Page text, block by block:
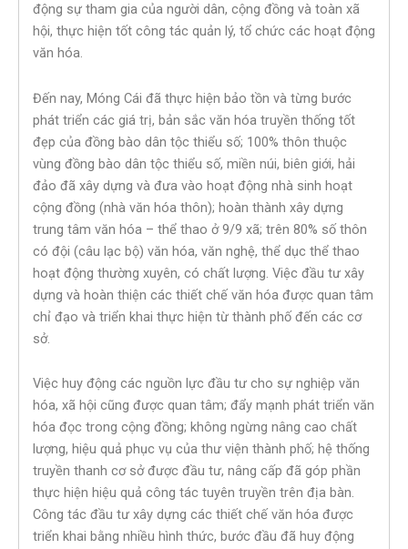
động sự tham gia của người dân, cộng đồng và toàn xã
hội, thực hiện tốt công tác quản lý, tổ chức các hoạt động
văn hóa.
Đến nay, Móng Cái đã thực hiện bảo tồn và từng bước
phát triển các giá trị, bản sắc văn hóa truyền thống tốt
đẹp của đồng bào dân tộc thiểu số; 100% thôn thuộc
vùng đồng bào dân tộc thiểu số, miền núi, biên giới, hải
đảo đã xây dựng và đưa vào hoạt động nhà sinh hoạt
cộng đồng (nhà văn hóa thôn); hoàn thành xây dựng
trung tâm văn hóa – thể thao ở 9/9 xã; trên 80% số thôn
có đội (câu lạc bộ) văn hóa, văn nghệ, thể dục thể thao
hoạt động thường xuyên, có chất lượng. Việc đầu tư xây
dựng và hoàn thiện các thiết chế văn hóa được quan tâm
chỉ đạo và triển khai thực hiện từ thành phố đến các cơ
sở.
Việc huy động các nguồn lực đầu tư cho sự nghiệp văn
hóa, xã hội cũng được quan tâm; đẩy mạnh phát triển văn
hóa đọc trong cộng đồng; không ngừng nâng cao chất
lượng, hiệu quả phục vụ của thư viện thành phố; hệ thống
truyền thanh cơ sở được đầu tư, nâng cấp đã góp phần
thực hiện hiệu quả công tác tuyên truyền trên địa bàn.
Công tác đầu tư xây dựng các thiết chế văn hóa được
triển khai bằng nhiều hình thức, bước đầu đã huy động